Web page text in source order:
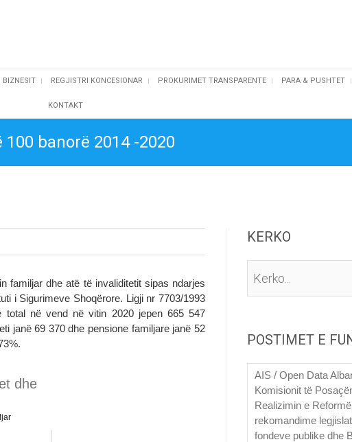
BIZNESIT REGJISTRI KONCESIONAR PROKURIMET TRANSPARENTE PARA & PUSHTET
KONTAKT
banorë 2014 -2020
familjar dhe atë të invaliditetit sipas ndarjes
i Sigurimeve Shoqërore. Ligji nr 7703/1993
total në vend në vitin 2020 jepen 665 547
janë 69 370 dhe pensione familjare janë 52
KERKO
POSTIMET E
AIS / Open Data
Komisionit të
Realizimin e
rekomandime
fondeve publike dhe